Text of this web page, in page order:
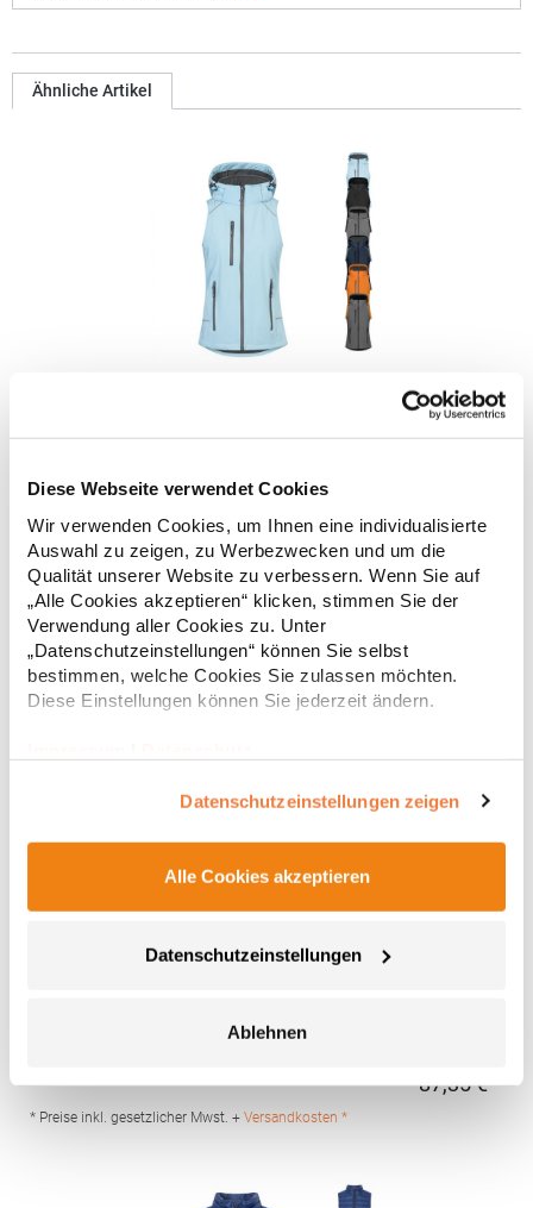
Diese Webseite verwendet Cookies
Wir verwenden Cookies, um Ihnen eine individualisierte
Auswahl zu zeigen, zu Werbezwecken und um die
Qualität unserer Website zu verbessern. Wenn Sie auf
„Alle Cookies akzeptieren“ klicken, stimmen Sie der
Verwendung aller Cookies zu. Unter
„Datenschutzeinstellungen“ können Sie selbst
bestimmen, welche Cookies Sie zulassen möchten.
Diese Einstellungen können Sie jederzeit ändern.
Datenschutzeinstellungen zeigen
Alle Cookies akzeptieren
Datenschutzeinstellungen
Ablehnen
Ähnliche Artikel
E7845 Promodoro Damen Softshellweste mit Kapuze
Wasserdichte Reißverschlüsse Kinnschutz Napoleontasche
Rückenteil mit abgerundetem Saum 2 Seitentaschen mit
Reißverschluss Eingenähter Schlüsselanhänger in Seitentasche
Reflektierende Paspeln und Reißverschlussanhänger
Teilungsnähte Neutrales Größenetikett Atmungsaktiv,
wasserdicht 8.000 mm, winddicht Softshell-Bonded-Fleece bi-
elastischMaterialzusammensetzung: Außen: 95% Polyester / 5%
Elasthan, Innen: 100% PolyesterAngaben zur
Produktsicherheit: Herst.-Nr.: 7845Hersteller: Promodoro
Fashion GmbH Am Gatherhof 57 40472 Düsseldorf Deutschland
ab 66,96 € *
* Preise inkl. gesetzlicher Mwst. +Versandkosten *
100% Polyamid; Füllung: 100% PolyesterAngaben zur
87,35 € *
* Preise inkl. gesetzlicher Mwst. + Versandkosten *